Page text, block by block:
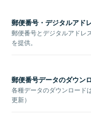
郵便番号・デジタルアド
郵便番号とデジタルアドレ
を提供。
郵便番号データのダウン
各種データのダウンロード
更新）